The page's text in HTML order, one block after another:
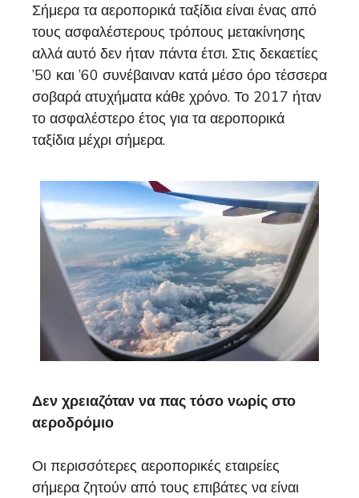
Σήμερα τα αεροπορικά ταξίδια είναι ένας από
τους ασφαλέστερους τρόπους μετακίνησης
αλλά αυτό δεν ήταν πάντα έτσι. Στις δεκαετίες
’50 και ’60 συνέβαιναν κατά μέσο όρο τέσσερα
σοβαρά ατυχήματα κάθε χρόνο. Το 2017 ήταν
το ασφαλέστερο έτος για τα αεροπορικά
ταξίδια μέχρι σήμερα.
Δεν χρειαζόταν να πας τόσο νωρίς στο
αεροδρόμιο
Οι περισσότερες αεροπορικές εταιρείες
σήμερα ζητούν από τους επιβάτες να είναι